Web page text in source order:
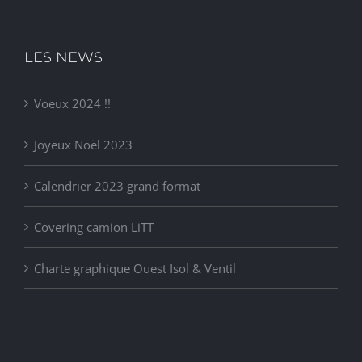
LES NEWS
Voeux 2024 !!
Joyeux Noël 2023
Calendrier 2023 grand format
Covering camion LiTT
Charte graphique Ouest Isol & Ventil